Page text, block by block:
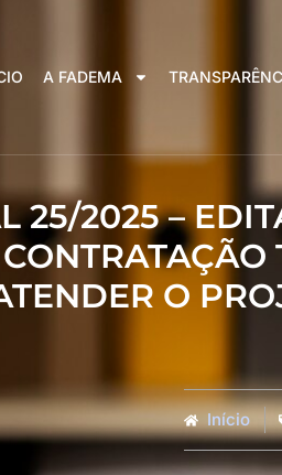
A FADEMA
25/2025 –
O
Início